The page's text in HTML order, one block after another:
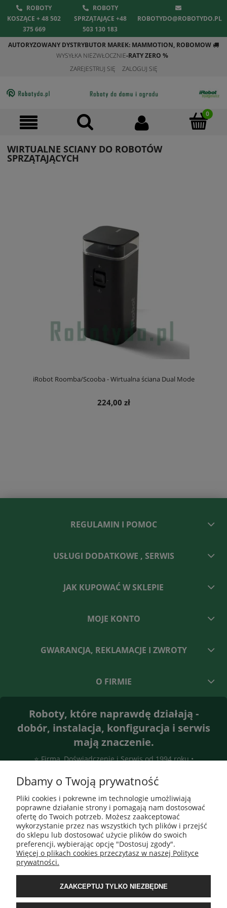
ROBOTY
KOSZĄCE + 48 502
375 669
ROBOTY
SPRZĄTAJĄCE +48
503 130 183
ROBOTYDO@ROBOTYDO.PL
AUTORYZOWANY DYSTRYBUTOR MAREK: MAMMOTION, ROBOMOW
WYSYŁKA NIEZWŁOCZNIE-RATY ZERO %
ZAREJESTRUJ SIĘ
ZALOGUJ SIĘ
WIRTUALNE SCIANY DO ROBOTÓW
SPRZĄTAJĄCYCH
iRobot Roomba/Scooba - Wirtualna ściana Dual Mode
224,00 zł
REGULAMIN I POMOC
USŁUGI DODATKOWE , SERWIS
JAK KUPOWAĆ W SKLEPIE
MOJE KONTO
GWARANCJA, REKLAMACJE I ZWROTY
O FIRMIE
Roboty, które naprawdę działają -
dobór, instalacja, konfiguracja i serwis
mają znaczenie.
⭐ Firma, Doświadczenie i Serwis od 1994 roku •
Dbamy o Twoją prywatność
Pliki cookies i pokrewne im technologie umożliwiają
poprawne działanie strony i pomagają nam dostosować
ofertę do Twoich potrzeb. Możesz zaakceptować
wykorzystanie przez nas wszystkich tych plików i przejść
do sklepu lub dostosować użycie plików do swoich
preferencji, wybierając opcję "Dostosuj zgody".
Więcej o plikach cookies przeczytasz w naszej Polityce
prywatności.
ZAAKCEPTUJ TYLKO NIEZBĘDNE